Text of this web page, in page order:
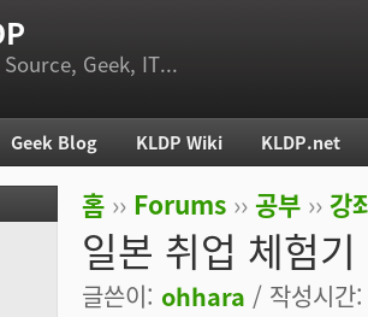
Source, Geek, IT...
현재 위치
홈 ›› Forums ›› 공부 ›› 강
일본 취업 체험기
글쓴이: ohhara / 작성시
Geek Blog KLDP Wiki KLDP.net